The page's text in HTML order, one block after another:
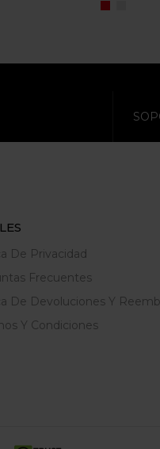
De Privacidad
Frecuentes
De Devoluciones Y
Y Condiciones